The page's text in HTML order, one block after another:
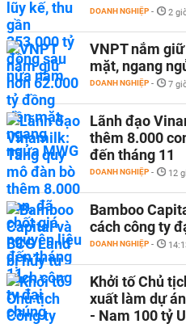
DOANH NGHIỆP - 2
VNPT nắm
mặt, ngang
DOANH NGHIỆP - 7
Lãnh đạo
thêm 8.000
đến tháng 11
DOANH NGHIỆP - 12
Bamboo
cách công ty
DOANH NGHIỆP -
Khởi tố Chủ
xuất làm dự
- Nam 100 tỷ